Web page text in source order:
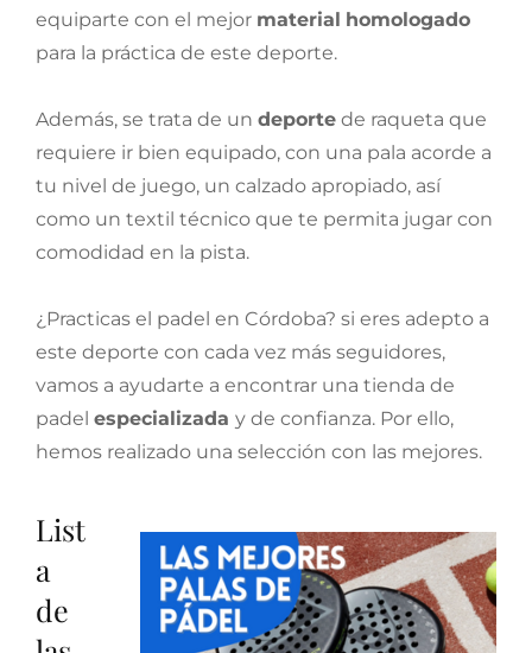
equiparte con el mejor material
homologado
para la práctica de este deporte.
Además, se trata de un deporte de raqueta que
requiere ir bien equipado, con una pala acorde a
tu nivel de juego, un calzado apropiado, así
como un textil técnico que te permita jugar con
comodidad en la pista.
¿Practicas el padel en Córdoba? si eres adepto a
este deporte con cada vez más seguidores,
vamos a ayudarte a encontrar una tienda de
padel especializada y de confianza. Por ello,
hemos realizado una selección con las mejores.
List
a
de